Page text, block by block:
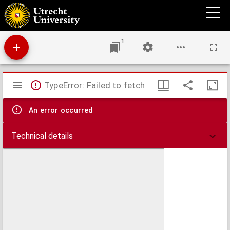
Vleesch of vis? : open brief aan professor J.J. van Oosterzee, naar aanleiding eener
Paaschpreek
1
Mirador
viewer
TypeError: Failed to fetch
An error occurred
Technical details